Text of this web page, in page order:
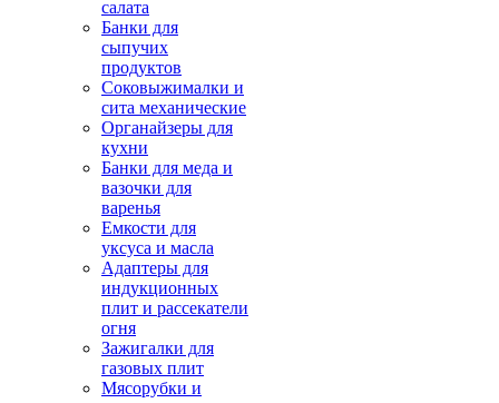
салата
Банки для
сыпучих
продуктов
Соковыжималки и
сита механические
Органайзеры для
кухни
Банки для меда и
вазочки для
варенья
Емкости для
уксуса и масла
Адаптеры для
индукционных
плит и рассекатели
огня
Зажигалки для
газовых плит
Мясорубки и